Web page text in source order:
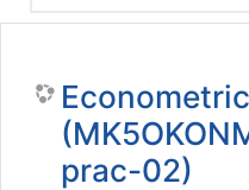
prac-02)